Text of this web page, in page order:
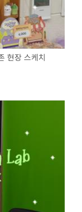
현장 스케치